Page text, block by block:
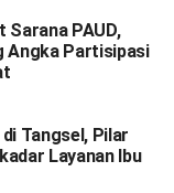
PAUD,
Angka Partisipasi
Tangsel, Pilar
Layanan Ibu